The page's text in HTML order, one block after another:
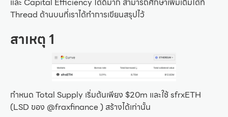
Thread ด้านบนที่เราได้ทำการเขียนสรุปไว้
สาเหตุ 1
กำหนด Total Supply เริ่มต้นเพียง $20m และใช้ sfrxETH
(LSD ของ @fraxfinance ) สร้างได้เท่านั้น